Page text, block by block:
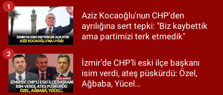
Aziz Kocaoğlu'nun CHP'den
ayrılığına sert tepki: "Biz kaybettik
ama partimizi terk etmedik"
1
İzmir’de CHP’li eski ilçe başkanı
isim verdi, ateş püskürdü: Özel,
Ağbaba, Yücel…
2